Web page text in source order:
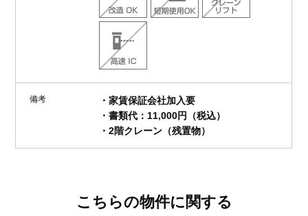
備考
・家賃保証会社加入要
・書類代：11,000円（税込）
・2階クレーン（残置物）
こちらの物件に関する